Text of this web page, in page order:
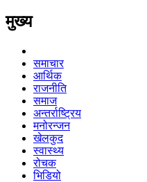
मुख्य
समाचार
आर्थिक
राजनीति
समाज
अन्तर्राष्ट्रिय
मनोरन्जन
खेलकुद
स्वास्थ्य
रोचक
भिडियो